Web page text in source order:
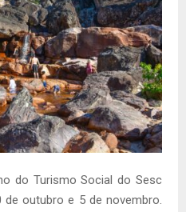
do Turismo Social do Sesc
outubro e 5 de novembro.